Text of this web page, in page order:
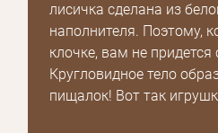
лисичка сделана из
наполнителя. Поэтому,
клочке, вам не придется
Кругловидное тело
пищалок! Вот так